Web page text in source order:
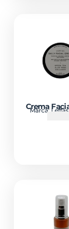
Crema
Marca: